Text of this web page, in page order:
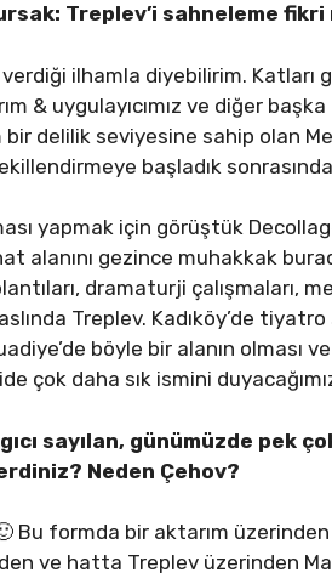
Treplev’i sahneleme fikri
ilhamla diyebilirim. Katları
& uygulayıcımız ve diğer
delilik seviyesine sahip olan
başladık
yapmak için görüştük
alanını gezince muhakkak
dramaturji çalışmaları,
Treplev. Kadıköy’de
böyle bir alanın olması
çok daha sık ismini
sayılan, günümüzde pek
Neden Çehov?
Bu formda bir aktarım
ve hatta Treplev üzerinden